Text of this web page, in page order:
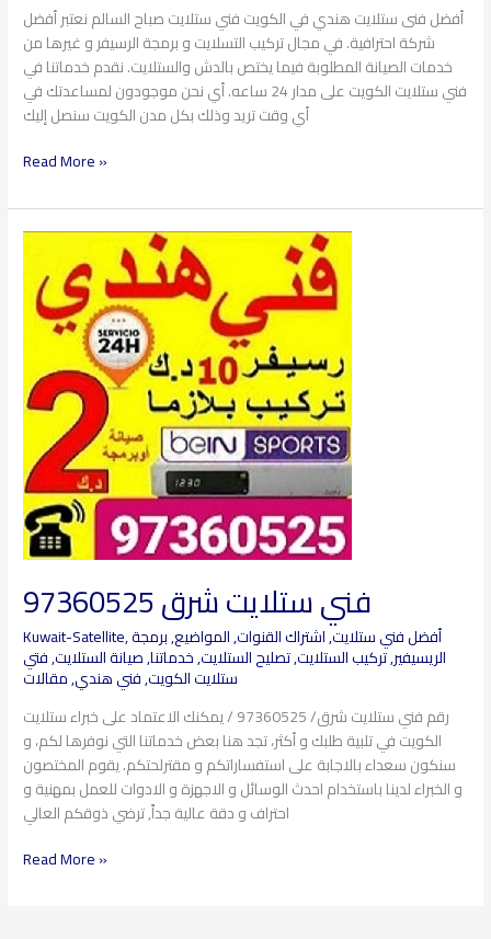
أفضل فنى ستلايت هندي في الكويت فني ستلايت صباح السالم نعتبر أفضل
شركة احترافية. في مجال تركيب التسلايت و برمجة الرسيفر و غيرها من
خدمات الصيانة المطلوبة فيما يختص بالدش والستلايت. نقدم خدماتنا في
فني ستلايت الكويت على مدار 24 ساعه. أي نحن موجودون لمساعدتك في
أي وقت تريد وذلك بكل مدن الكويت سنصل إليك
Read More »
فني ستلايت شرق 97360525
Kuwait-Satellite, أفضل فني ستلايت,اشتراك القنوات,المواضيع,برمجة
الريسيفير,تركيب الستلايت,تصليح الستلايت,خدماتنا,صيانة الستلايت,فتي
ستلايت الكويت,فني هندي,مقالات
رقم فني ستلايت شرق/ 97360525 / يمكنك الاعتماد على خبراء ستلايت
الكويت في تلبية طلبك و أكثر، تجد هنا بعض خدماتنا التي نوفرها لكم، و
سنكون سعداء بالاجابة على استفساراتكم و مقترلحتكم. يقوم المختصون
و الخبراء لدينا باستخدام احدث الوسائل و الاجهزة و الادوات للعمل بمهنية و
احتراف و دقة عالية جداً, ترضي ذوقكم العالي
فني
ستلايت
شرق
97360525
Read More »